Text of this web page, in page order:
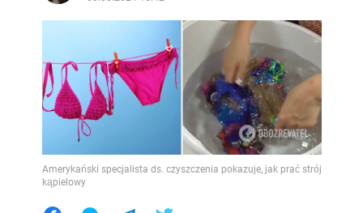
Amerykański specjalista ds. czyszczenia pokazuje, jak prać strój
kąpielowy